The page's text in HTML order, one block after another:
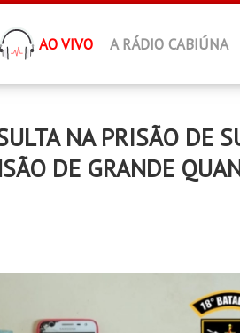
AO VIVO A RÁDIO CABIÚNA
NA PRISÃO DE
DE GRANDE